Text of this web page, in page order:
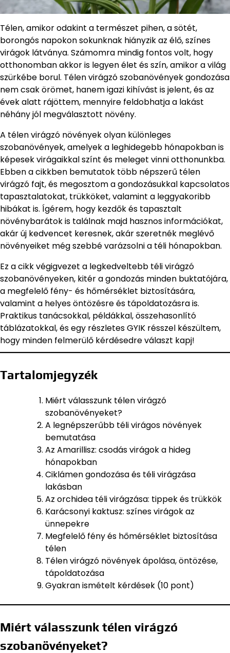
Télen, amikor odakint a természet pihen, a sötét,
borongós napokon sokunknak hiányzik az élő, színes
virágok látványa. Számomra mindig fontos volt, hogy
otthonomban akkor is legyen élet és szín, amikor a világ
szürkébe borul. Télen virágzó szobanövények gondozása
nem csak örömet, hanem igazi kihívást is jelent, és az
évek alatt rájöttem, mennyire feldobhatja a lakást
néhány jól megválasztott növény.
A télen virágzó növények olyan különleges
szobanövények, amelyek a leghidegebb hónapokban is
képesek virágaikkal színt és meleget vinni otthonunkba.
Ebben a cikkben bemutatok több népszerű télen
virágzó fajt, és megosztom a gondozásukkal kapcsolatos
tapasztalatokat, trükköket, valamint a leggyakoribb
hibákat is. Ígérem, hogy kezdők és tapasztalt
növénybarátok is találnak majd hasznos információkat,
akár új kedvencet keresnek, akár szeretnék meglévő
növényeiket még szebbé varázsolni a téli hónapokban.
Ez a cikk végigvezet a legkedveltebb téli virágzó
szobanövényeken, kitér a gondozás minden buktatójára,
a megfelelő fény- és hőmérséklet biztosítására,
valamint a helyes öntözésre és tápoldatozásra is.
Praktikus tanácsokkal, példákkal, összehasonlító
táblázatokkal, és egy részletes GYIK résszel készültem,
hogy minden felmerülő kérdésedre választ kapj!
Tartalomjegyzék
Miért válasszunk télen virágzó
szobanövényeket?
A legnépszerűbb téli virágos növények
bemutatása
Az Amarillisz: csodás virágok a hideg
hónapokban
Ciklámen gondozása és téli virágzása
lakásban
Az orchidea téli virágzása: tippek és trükkök
Karácsonyi kaktusz: színes virágok az
ünnepekre
Megfelelő fény és hőmérséklet biztosítása
télen
Télen virágzó növények ápolása, öntözése,
tápoldatozása
Gyakran ismételt kérdések (10 pont)
Miért válasszunk télen virágzó
szobanövényeket?